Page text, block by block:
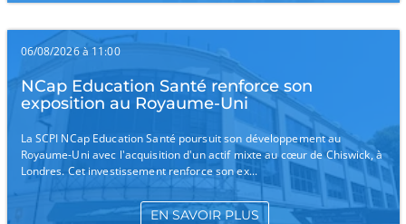
06/08/2026 à 11:00
NCap Education Santé renforce son
exposition au Royaume-Uni
La SCPI NCap Education Santé poursuit son développement au
Royaume-Uni avec l'acquisition d'un actif mixte au cœur de Chiswick, à
Londres. Cet investissement renforce son ex...
EN SAVOIR PLUS